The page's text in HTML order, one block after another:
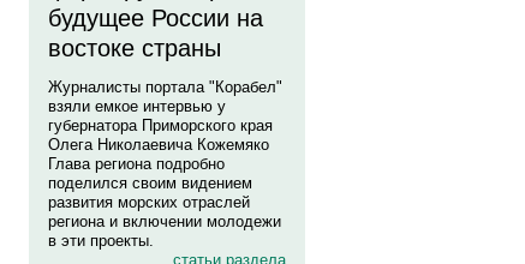
будущее России на
востоке страны
Журналисты портала "Корабел"
взяли емкое интервью у
губернатора Приморского края
Олега Николаевича Кожемяко
Глава региона подробно
поделился своим видением
развития морских отраслей
региона и включении молодежи
в эти проекты.
статьи раздела